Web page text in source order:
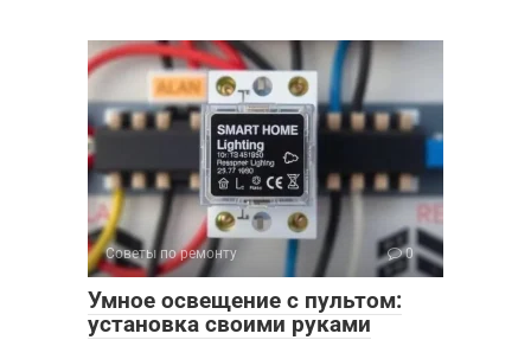
Советы по ремонту 0
Умное освещение с пультом:
установка своими руками